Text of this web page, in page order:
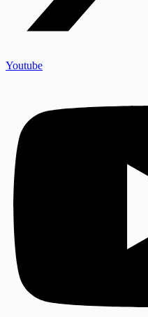
Youtube